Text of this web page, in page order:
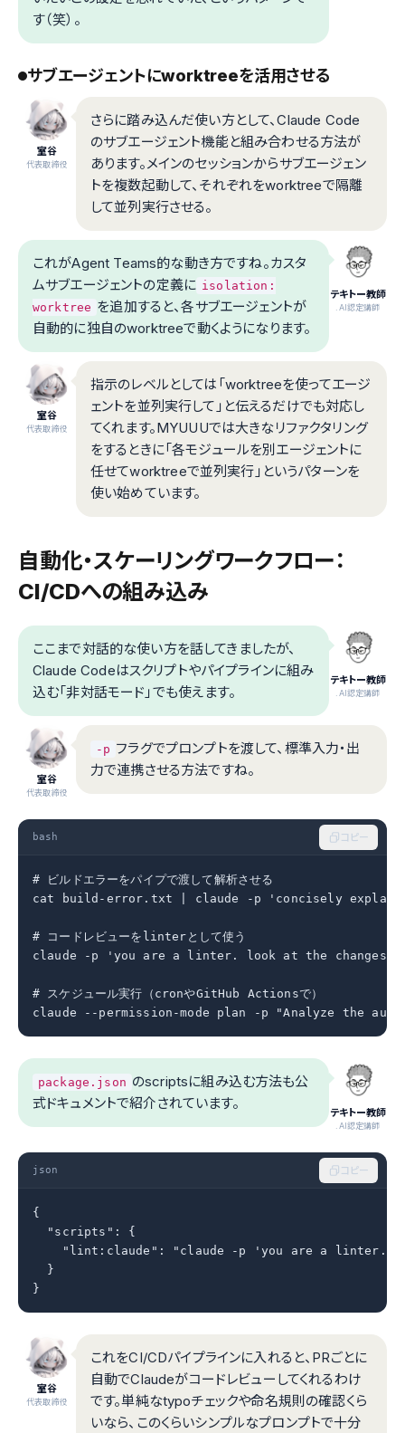
す（笑）。
サブエージェントにworktreeを活用させる
室谷
代表取締役
さらに踏み込んだ使い方として、Claude Code
のサブエージェント機能と組み合わせる方法が
あります。メインのセッションからサブエージェン
トを複数起動して、それぞれをworktreeで隔離
して並列実行させる。
テキトー教師
.AI認定講師
これがAgent Teams的な動き方ですね。カスタ
ムサブエージェントの定義に isolation:
worktree を追加すると、各サブエージェントが
自動的に独自のworktreeで動くようになります。
室谷
代表取締役
指示のレベルとしては「worktreeを使ってエージ
ェントを並列実行して」と伝えるだけでも対応し
てくれます。MYUUUでは大きなリファクタリング
をするときに「各モジュールを別エージェントに
任せてworktreeで並列実行」というパターンを
使い始めています。
自動化・スケーリングワークフロー：
CI/CDへの組み込み
テキトー教師
.AI認定講師
ここまで対話的な使い方を話してきましたが、
Claude Codeはスクリプトやパイプラインに組み
込む「非対話モード」でも使えます。
室谷
代表取締役
-p フラグでプロンプトを渡して、標準入力・出
力で連携させる方法ですね。
bash コピー
# ビルドエラーをパイプで渡して解析させる
cat build-error.txt | claude -p 'concisely
# コードレビューをlinterとして使う
claude -p 'you are a linter. look at the changes
# スケジュール実行（cronやGitHub Actionsで）
claude --permission-mode plan -p "Analyze the
テキトー教師
.AI認定講師
package.json のscriptsに組み込む方法も公
式ドキュメントで紹介されています。
json コピー
{
  "scripts": {
"lint:claude": "claude -p 'you are a linter.
  }
}
室谷
代表取締役
これをCI/CDパイプラインに入れると、PRごとに
自動でClaudeがコードレビューしてくれるわけ
です。単純なtypoチェックや命名規則の確認くら
いなら、このくらいシンプルなプロンプトで十分